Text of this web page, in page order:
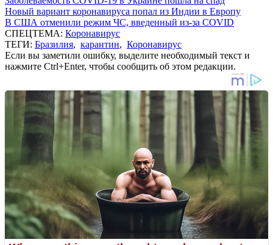
Новый вариант коронавируса попал из Индии в Европу
В США отменили режим ЧС, введенный из-за COVID
СПЕЦТЕМА: Коронавирус
ТЕГИ: Бразилия, карантин, Коронавирус
Если вы заметили ошибку, выделите необходимый текст и
нажмите Ctrl+Enter, чтобы сообщить об этом редакции.